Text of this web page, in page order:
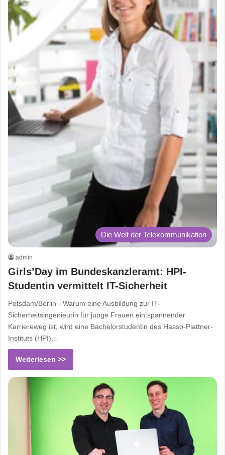
Die Welt der Telekommunikation
admin
Girls’Day im Bundeskanzleramt: HPI-
Studentin vermittelt IT-Sicherheit
Potsdam/Berlin - Warum eine Ausbildung zur IT-
Sicherheitsingenieurin für junge Frauen ein spannender
Karriereweg ist, wird eine Bachelorstudentin des Hasso-Plattner-
Instituts (HPI)…
Weiterlesen >>